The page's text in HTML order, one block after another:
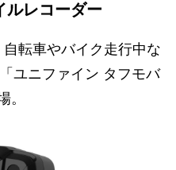
ルレコーダー
転車やバイク走行中な
ユニファイン タフモバ
。